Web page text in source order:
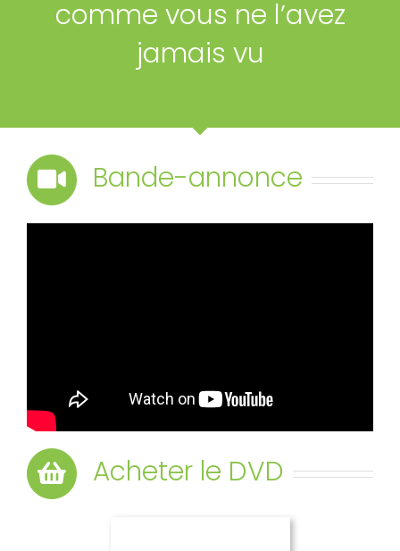
comme vous ne l’avez
jamais vu
Bande-annonce
Acheter le DVD